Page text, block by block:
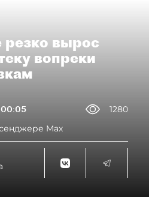
резко вырос
вопреки
00:05
1280
Max